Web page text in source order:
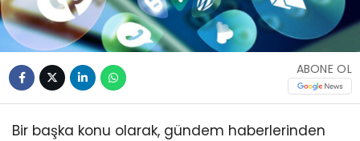
ABONE OL
Bir başka konu olarak, gündem haberlerinden